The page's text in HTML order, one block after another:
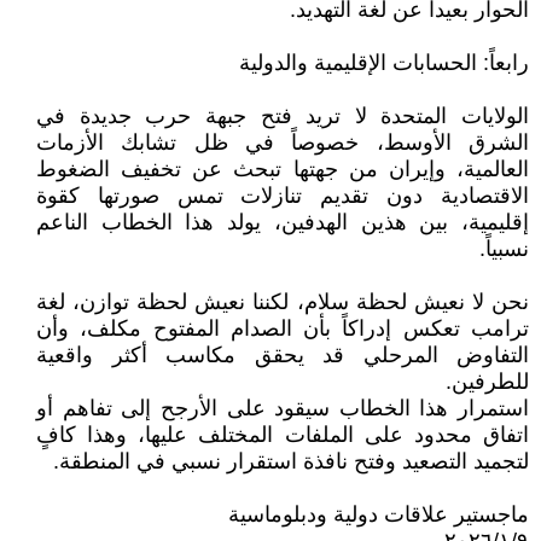
الحوار بعيداً عن لغة التهديد.
رابعاً: الحسابات الإقليمية والدولية
الولايات المتحدة لا تريد فتح جبهة حرب جديدة في
الشرق الأوسط، خصوصاً في ظل تشابك الأزمات
العالمية، وإيران من جهتها تبحث عن تخفيف الضغوط
الاقتصادية دون تقديم تنازلات تمس صورتها كقوة
إقليمية، بين هذين الهدفين، يولد هذا الخطاب الناعم
نسبياً.
نحن لا نعيش لحظة سلام، لكننا نعيش لحظة توازن، لغة
ترامب تعكس إدراكاً بأن الصدام المفتوح مكلف، وأن
التفاوض المرحلي قد يحقق مكاسب أكثر واقعية
للطرفين.
استمرار هذا الخطاب سيقود على الأرجح إلى تفاهم أو
اتفاق محدود على الملفات المختلف عليها، وهذا كافٍ
لتجميد التصعيد وفتح نافذة استقرار نسبي في المنطقة.
ماجستير علاقات دولية ودبلوماسية